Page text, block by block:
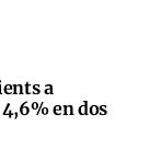
a
en dos